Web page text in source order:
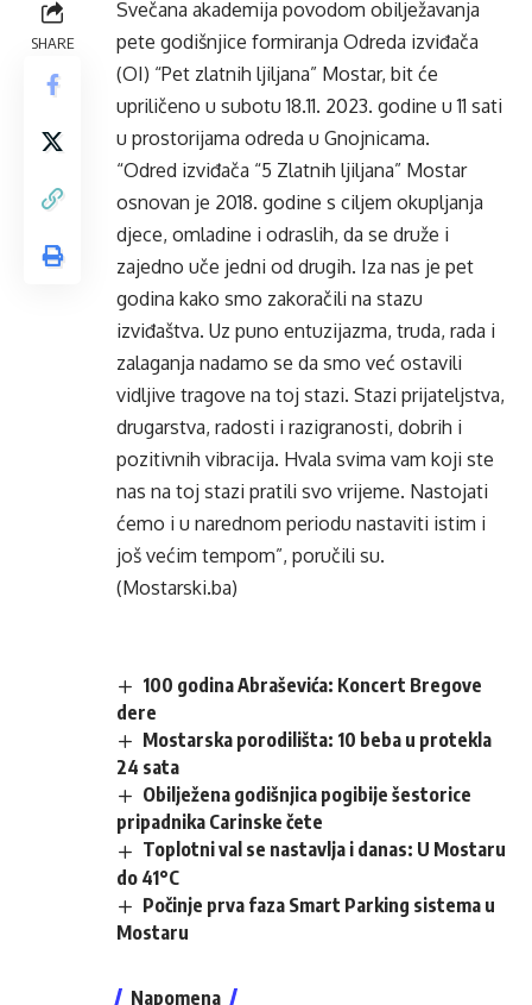
SHARE
Svečana akademija povodom obilježavanja
pete godišnjice formiranja Odreda izviđača
(OI) “Pet zlatnih ljiljana” Mostar, bit će
upriličeno u subotu 18.11. 2023. godine u 11 sati
u prostorijama odreda u Gnojnicama.
“Odred izviđača “5 Zlatnih ljiljana” Mostar
osnovan je 2018. godine s ciljem okupljanja
djece, omladine i odraslih, da se druže i
zajedno uče jedni od drugih. Iza nas je pet
godina kako smo zakoračili na stazu
izviđaštva. Uz puno entuzijazma, truda, rada i
zalaganja nadamo se da smo već ostavili
vidljive tragove na toj stazi. Stazi prijateljstva,
drugarstva, radosti i razigranosti, dobrih i
pozitivnih vibracija. Hvala svima vam koji ste
nas na toj stazi pratili svo vrijeme. Nastojati
ćemo i u narednom periodu nastaviti istim i
još većim tempom”, poručili su.
(Mostarski.ba)
100 godina Abraševića: Koncert Bregove
dere
Mostarska porodilišta: 10 beba u protekla
24 sata
Obilježena godišnjica pogibije šestorice
pripadnika Carinske čete
Toplotni val se nastavlja i danas: U Mostaru
do 41°C
Počinje prva faza Smart Parking sistema u
Mostaru
Napomena